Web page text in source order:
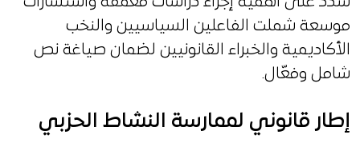
موسعة شملت الفاعلين السياسيين والنخب
الأكاديمية والخبراء القانونيين لضمان صياغة نص
شامل وفعّال.
إطار قانوني لممارسة النشاط الحزبي